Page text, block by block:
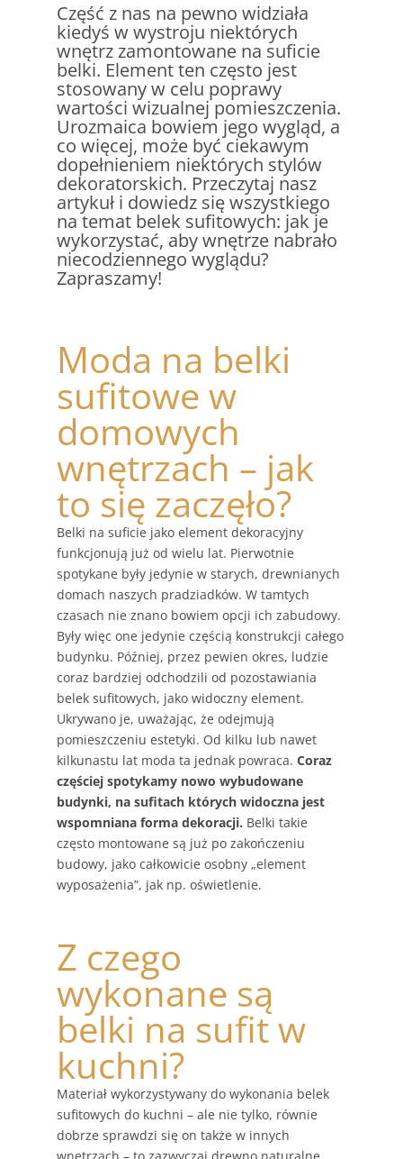
Część z nas na pewno widziała
kiedyś w wystroju niektórych
wnętrz zamontowane na suficie
belki. Element ten często jest
stosowany w celu poprawy
wartości wizualnej pomieszczenia.
Urozmaica bowiem jego wygląd, a
co więcej, może być ciekawym
dopełnieniem niektórych stylów
dekoratorskich. Przeczytaj nasz
artykuł i dowiedz się wszystkiego
na temat belek sufitowych: jak je
wykorzystać, aby wnętrze nabrało
niecodziennego wyglądu?
Zapraszamy!
Moda na belki
sufitowe w
domowych
wnętrzach – jak
to się zaczęło?
Belki na suficie jako element dekoracyjny
funkcjonują już od wielu lat. Pierwotnie
spotykane były jedynie w starych, drewnianych
domach naszych pradziadków. W tamtych
czasach nie znano bowiem opcji ich zabudowy.
Były więc one jedynie częścią konstrukcji całego
budynku. Później, przez pewien okres, ludzie
coraz bardziej odchodzili od pozostawiania
belek sufitowych, jako widoczny element.
Ukrywano je, uważając, że odejmują
pomieszczeniu estetyki. Od kilku lub nawet
kilkunastu lat moda ta jednak powraca. Coraz
częściej spotykamy nowo wybudowane
budynki, na sufitach których widoczna jest
wspomniana forma dekoracji. Belki takie
często montowane są już po zakończeniu
budowy, jako całkowicie osobny „element
wyposażenia”, jak np. oświetlenie.
Z czego
wykonane są
belki na sufit w
kuchni?
Materiał wykorzystywany do wykonania belek
sufitowych do kuchni – ale nie tylko, równie
dobrze sprawdzi się on także w innych